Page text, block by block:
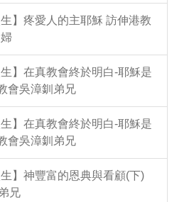
】疼愛人的主耶穌 訪伸港教
】在真教會終於明白-耶穌是
會吳漳釧弟兄
】在真教會終於明白-耶穌是
會吳漳釧弟兄
】神豐富的恩典與看顧(下)
兄